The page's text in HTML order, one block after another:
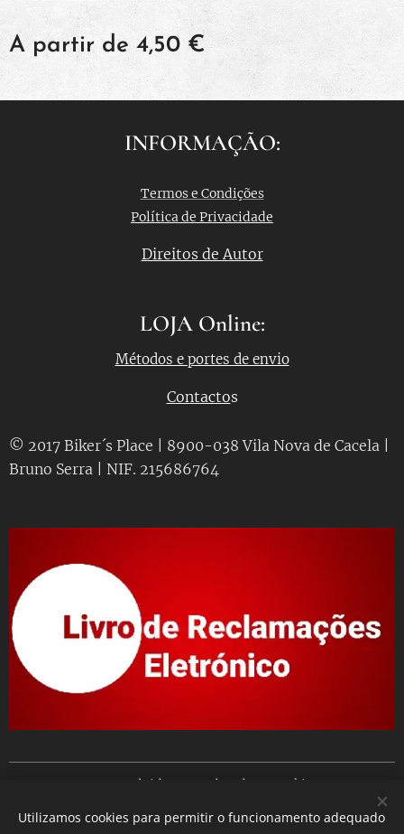
A partir de4,50 €
INFORMAÇÃO:
Termos e Condições
Política de Privacidade
Direitos de Autor
LOJA Online:
Métodos e portes de envio
Contactos
© 2017 Biker´s Place | 8900-038 Vila Nova de Cacela |
Bruno Serra | NIF. 215686764
Desenvolvido por Webnode Cookies
Idiomas
Utilizamos cookies para permitir o funcionamento adequado